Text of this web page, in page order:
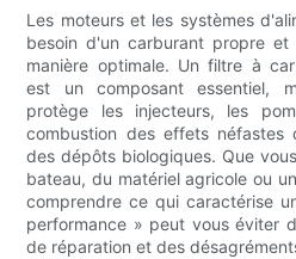
Les moteurs et les systèmes
besoin d'un carburant propre
manière optimale. Un filtre à
est un composant essentiel,
protège les injecteurs, les
combustion des effets
des dépôts biologiques. Que
bateau, du matériel agricole ou
comprendre ce qui caractérise
performance » peut vous éviter
de réparation et des